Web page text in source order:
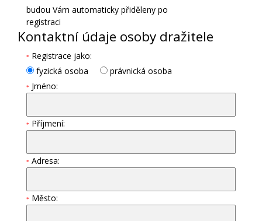
budou Vám automaticky přiděleny po
registraci
Kontaktní údaje osoby dražitele
* Registrace jako:
fyzická osoba
právnická osoba
* Jméno:
* Příjmení:
* Adresa:
* Město: